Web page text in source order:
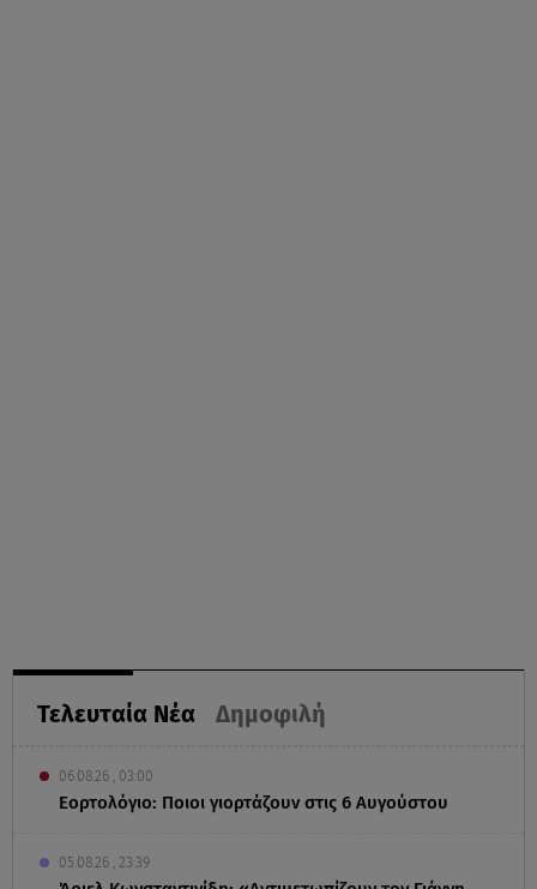
Τελευταία Νέα Δημοφιλή
06.08.26 , 03:00
Εορτολόγιο: Ποιοι γιορτάζουν στις 6 Αυγούστου
05.08.26 , 23:39